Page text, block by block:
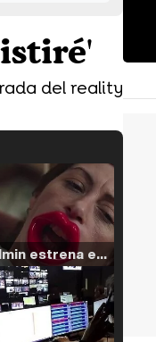
del reality
Filmin estrena el tráiler de 'Millennial Mal', su nueva comedia universitaria de la mano de Lorena Iglesias